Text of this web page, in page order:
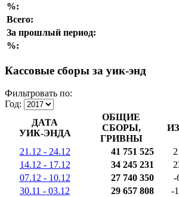
%:
Всего:
За прошлый период:
%:
Кассовые сборы за уик-энд
Фильтровать по:
Год:
ДАТА
УИК-ЭНДА
ОБЩИЕ
СБОРЫ,
ГРИВНЫ
21.12 - 24.12 41 751 525
14.12 - 17.12
34 245 231
07.12 - 10.12
27 740 350 -
30.11 - 03.12
29 657 808 -